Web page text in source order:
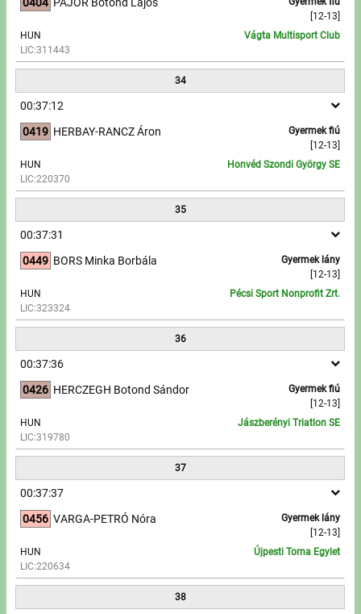
[12-13]
HUN
LIC:311443
Vágta Multisport Club
34
00:37:12
0419
Gyermek fiú
[12-13]
HERBAY-RANCZ Áron
HUN
LIC:220370
Honvéd Szondi György SE
35
00:37:31
0449
Gyermek lány
[12-13]
BORS Minka Borbála
HUN
LIC:323324
Pécsi Sport Nonprofit Zrt.
36
00:37:36
0426
Gyermek fiú
[12-13]
HERCZEGH Botond Sándor
HUN
LIC:319780
Jászberényi Triatlon SE
37
00:37:37
0456
Gyermek lány
[12-13]
VARGA-PETRÓ Nóra
HUN
LIC:220634
Újpesti Torna Egylet
38